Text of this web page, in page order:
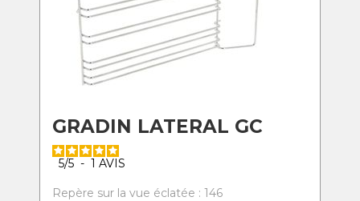
GRADIN LATERAL GC
5/5 - 1 AVIS
Repère sur la vue éclatée : 146